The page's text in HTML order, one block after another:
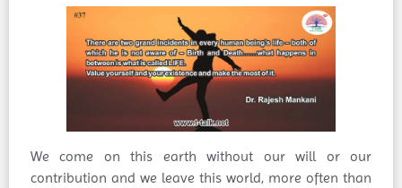
We come on this earth without our will or our
contribution and we leave this world, more often than